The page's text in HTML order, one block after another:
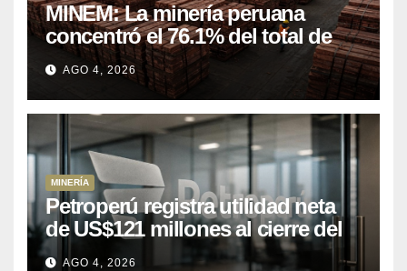
MINEM: La minería peruana
concentró el 76.1% del total de
las exportaciones nacionales
entre enero y abril de 2026
AGO 4, 2026
MINERÍA
Petroperú registra utilidad neta
de US$121 millones al cierre del
primer semestre 2026
AGO 4, 2026